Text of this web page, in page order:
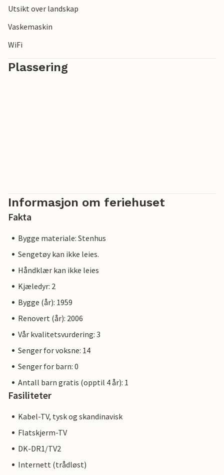
Utsikt over landskap
Vaskemaskin
WiFi
Plassering
Informasjon om feriehuset
Fakta
Bygge materiale: Stenhus
Sengetøy kan ikke leies.
Håndklær kan ikke leies
Kjæledyr: 2
Bygge (år): 1959
Renovert (år): 2006
Vår kvalitetsvurdering: 3
Senger for voksne: 14
Senger for barn: 0
Antall barn gratis (opptil 4 år): 1
Fasiliteter
Kabel-TV, tysk og skandinavisk
Flatskjerm-TV
DK-DR1/TV2
Internett (trådløst)